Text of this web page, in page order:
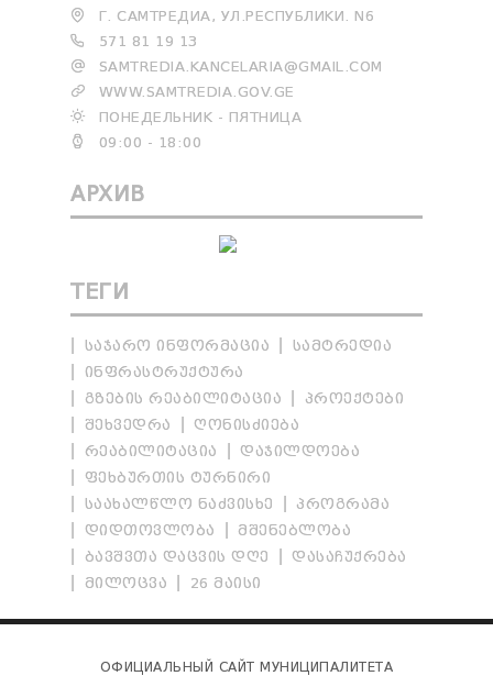
Г. САМТРЕДИА, УЛ.РЕСПУБЛИКИ. N6
571 81 19 13
SAMTREDIA.KANCELARIA@GMAIL.COM
WWW.SAMTREDIA.GOV.GE
ПОНЕДЕЛЬНИК - ПЯТНИЦА
09:00 - 18:00
АРХИВ
ТЕГИ
ᲡᲐᲯᲐᲠᲝ ᲘᲜᲤᲝᲠᲛᲐᲪᲘᲐ
ᲡᲐᲛᲢᲠᲔᲓᲘᲐ
ᲘᲜᲤᲠᲐᲡᲢᲠᲣᲥᲢᲣᲠᲐ
ᲒᲖᲔᲑᲘᲡ ᲠᲔᲐᲑᲘᲚᲘᲢᲐᲪᲘᲐ
ᲞᲠᲝᲔᲥᲢᲔᲑᲘ
ᲨᲔᲮᲕᲔᲓᲠᲐ
ᲦᲝᲜᲘᲡᲫᲘᲔᲑᲐ
ᲠᲔᲐᲑᲘᲚᲘᲢᲐᲪᲘᲐ
ᲓᲐᲯᲘᲚᲓᲝᲔᲑᲐ
ᲤᲔᲮᲑᲣᲠᲗᲘᲡ ᲢᲣᲠᲜᲘᲠᲘ
ᲡᲐᲐᲮᲐᲚᲬᲚᲝ ᲜᲐᲫᲕᲘᲡᲮᲔ
ᲞᲠᲝᲒᲠᲐᲛᲐ
ᲓᲘᲓᲗᲝᲕᲚᲝᲑᲐ
ᲛᲨᲔᲜᲔᲑᲚᲝᲑᲐ
ᲑᲐᲕᲨᲕᲗᲐ ᲓᲐᲪᲕᲘᲡ ᲓᲦᲔ
ᲓᲐᲡᲐᲩᲣᲥᲠᲔᲑᲐ
ᲛᲘᲚᲝᲪᲕᲐ
26 ᲛᲐᲘᲡᲘ
ОФИЦИАЛЬНЫЙ САЙТ МУНИЦИПАЛИТЕТА